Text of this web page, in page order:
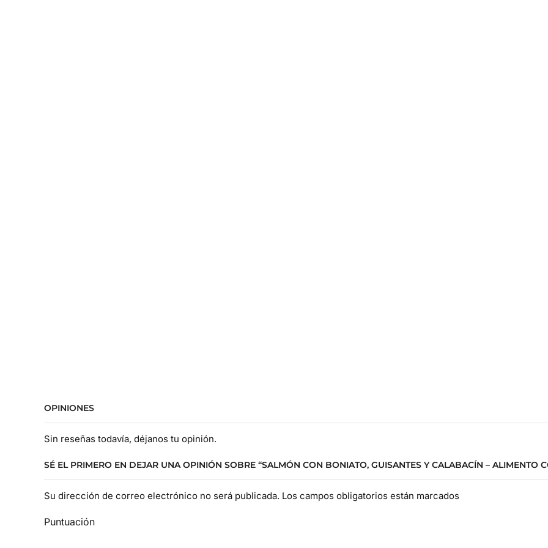
OPINIONES
Sin reseñas todavía, déjanos tu opinión.
SÉ EL PRIMERO EN DEJAR UNA OPINIÓN SOBRE “SALMÓN CON BONIATO, GUISANTES Y CALABACÍN – ALIMENTO
Su dirección de correo electrónico no será publicada. Los campos obligatorios están marcados
Puntuación